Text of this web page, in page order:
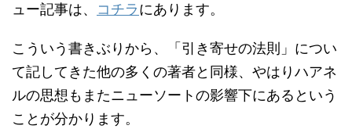
ュー記事は、 コチラにあります。
こういう書きぶりから、「引き寄せの法則」につい
て記してきた他の多くの著者と同様、やはりハアネ
ルの思想もまたニューソートの影響下にあるという
ことが分かります。